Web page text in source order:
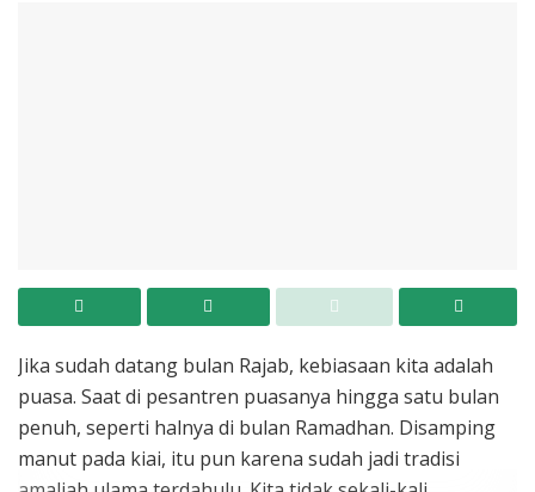
Jika sudah datang bulan Rajab, kebiasaan kita adalah
puasa. Saat di pesantren puasanya hingga satu bulan
penuh, seperti halnya di bulan Ramadhan. Disamping
manut pada kiai, itu pun karena sudah jadi tradisi